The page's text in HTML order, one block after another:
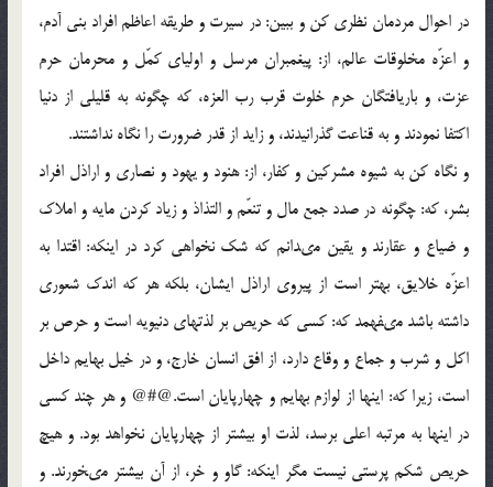
در احوال مردمان نظرى كن و ببين: در سيرت و طريقه اعاظم افراد بنى آدم،
و اعزّه مخلوقات عالم، از: پيغمبران مرسل و اولياى كمّل و محرمان حرم
عزت، و باريافتگان حرم خلوت قرب رب العزه، كه چگونه به قليلى از دنيا
اكتفا نمودند و به قناعت گذرانيدند، و زايد از قدر ضرورت را نگاه نداشتند.
و نگاه كن به شيوه مشركين و كفار، از: هنود و يهود و نصارى و اراذل افراد
بشر، كه: چگونه در صدد جمع مال و تنعّم و التذاذ و زياد كردن مايه و املاك
و ضياع و عقارند و يقين مى‏دانم كه شك نخواهى كرد در اينكه: اقتدا به
اعزّه خلايق، بهتر است از پيروى اراذل ايشان، بلكه هر كه اندك شعورى
داشته باشد مى‏فهمد كه: كسى كه حريص بر لذتهاى دنيويه است و حرص بر
اكل و شرب و جماع و وقاع دارد، از افق انسان خارج، و در خيل بهايم داخل
است، زيرا كه: اين‏ها از لوازم بهايم و چهارپايان است.@#@ و هر چند كسى
در اين‏ها به مرتبه اعلى برسد، لذت او بيشتر از چهارپايان نخواهد بود. و هيچ
حريص شكم پرستى نيست مگر اينكه: گاو و خر، از آن بيشتر مى‏خورند. و